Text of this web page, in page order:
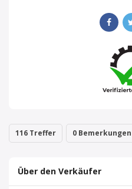
116 Treffer 0 Bemerkungen
Über den Verkäufer